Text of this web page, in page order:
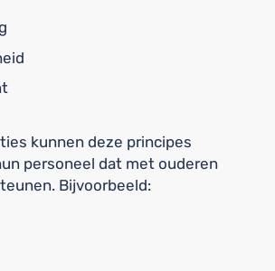
kunnen deze principes
personeel dat met ouderen
Bijvoorbeeld: